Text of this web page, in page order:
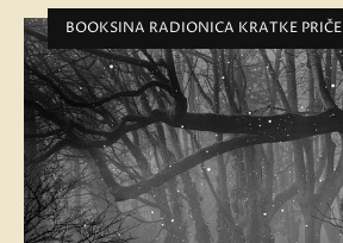
BOOKSINA RADIONICA KRATKE PRIČE